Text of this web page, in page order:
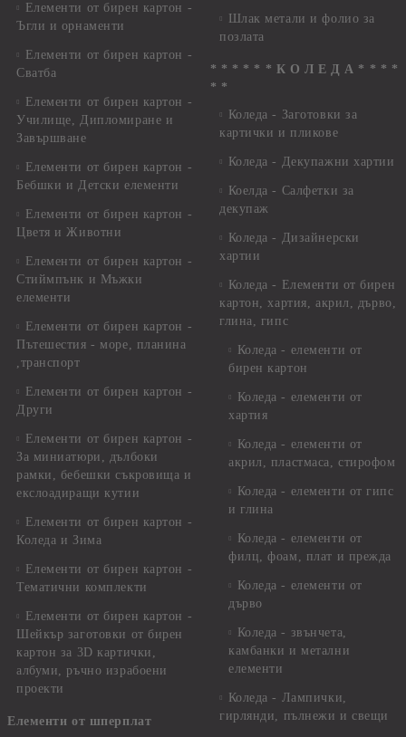
Елементи от бирен картон -
Ъгли и орнаменти
Елементи от бирен картон -
Сватба
Елементи от бирен картон -
Училище, Дипломиране и
Завършване
Елементи от бирен картон -
Бебшки и Детски елементи
Елементи от бирен картон -
Цветя и Животни
Елементи от бирен картон -
Стиймпънк и Мъжки
елементи
Елементи от бирен картон -
Пътешестия - море, планина
,транспорт
Елементи от бирен картон -
Други
Елементи от бирен картон -
За миниатюри, дълбоки
рамки, бебешки съкровища и
екслоадиращи кутии
Елементи от бирен картон -
Коледа и Зима
Елементи от бирен картон -
Тематични комплекти
Елементи от бирен картон -
Шейкър заготовки от бирен
картон за 3D картички,
албуми, ръчно израбоени
проекти
Елементи от шперплат
Шлак метали и фолио за
позлата
* * * * * * К О Л Е Д А * * * *
* *
Коледа - Заготовки за
картички и пликове
Коледа - Декупажни хартии
Коелда - Салфетки за
декупаж
Коледа - Дизайнерски
хартии
Коледа - Eлементи от бирен
картон, хартия, акрил, дърво,
глина, гипс
Коледа - елементи от
бирен картон
Коледа - елементи от
хартия
Коледа - елементи от
акрил, пластмаса, стирофом
Коледа - елементи от гипс
и глина
Коледа - елементи от
филц, фоам, плат и прежда
Коледа - елементи от
дърво
Коледа - звънчета,
камбанки и метални
елементи
Коледа - Лампички,
гирлянди, пълнежи и свещи